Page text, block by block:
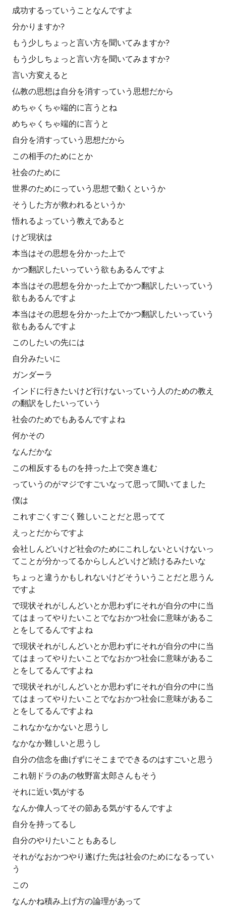
成功するっていうことなんですよ
分かりますか?
もう少しちょっと言い方を聞いてみますか?
もう少しちょっと言い方を聞いてみますか?
言い方変えると
仏教の思想は自分を消すっていう思想だから
めちゃくちゃ端的に言うとね
めちゃくちゃ端的に言うと
自分を消すっていう思想だから
この相手のためにとか
社会のために
世界のためにっていう思想で動くというか
そうした方が救われるというか
悟れるよっていう教えであると
けど現状は
本当はその思想を分かった上で
かつ翻訳したいっていう欲もあるんですよ
本当はその思想を分かった上でかつ翻訳したいっていう
欲もあるんですよ
本当はその思想を分かった上でかつ翻訳したいっていう
欲もあるんですよ
このしたいの先には
自分みたいに
ガンダーラ
インドに行きたいけど行けないっていう人のための教え
の翻訳をしたいっていう
社会のためでもあるんですよね
何かその
なんだかな
この相反するものを持った上で突き進む
っていうのがマジですごいなって思って聞いてました
僕は
これすごくすごく難しいことだと思ってて
えっとだからですよ
会社しんどいけど社会のためにこれしないといけないっ
てことが分かってるからしんどいけど続けるみたいな
ちょっと違うかもしれないけどそういうことだと思うん
ですよ
で現状それがしんどいとか思わずにそれが自分の中に当
てはまってやりたいことでなおかつ社会に意味があるこ
とをしてるんですよね
で現状それがしんどいとか思わずにそれが自分の中に当
てはまってやりたいことでなおかつ社会に意味があるこ
とをしてるんですよね
で現状それがしんどいとか思わずにそれが自分の中に当
てはまってやりたいことでなおかつ社会に意味があるこ
とをしてるんですよね
これなかなかないと思うし
なかなか難しいと思うし
自分の信念を曲げずにそこまでできるのはすごいと思う
これ朝ドラのあの牧野富太郎さんもそう
それに近い気がする
なんか偉人ってその節ある気がするんですよ
自分を持ってるし
自分のやりたいこともあるし
それがなおかつやり遂げた先は社会のためになるってい
う
この
なんかね積み上げ方の論理があって